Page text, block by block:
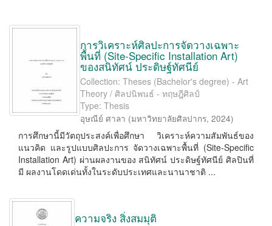
การวิเคราะห์ศิลปะการจัดวางเฉพาะ
พื้นที่ (Site-Speciﬁc Installation Art)
ของสนิทัศน์ ประดิษฐ์ทัศนีย์
Collection: Theses (Bachelor's degree) - Art
Theory / ศิลปนิพนธ์ - ทฤษฎีศิลป์
Type: Thesis
อุษณีย์ ศาลา (มหาวิทยาลัยศิลปากร,2024)
การศึกษานี้มีวัตถุประสงค์เพื่อศึกษา วิเคราะห์ความสัมพันธ์ของ
แนวคิด และรูปแบบศิลปะการ จัดวางเฉพาะพื้นที่ (Site-Speciﬁc
Installation Art) ผ่านผลงานของ สนิทัศน์ ประดิษฐ์ทัศนีย์ ศิลปินที่
มี ผลงานโดดเด่นทั้งในระดับประเทศและนานาชาติ ...
ความจริง สิ่งสมมุติ